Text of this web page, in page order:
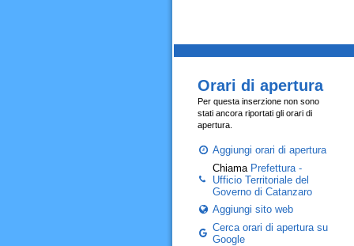
Orari di apertura
Per questa inserzione non sono
stati ancora riportati gli orari di
apertura.
Aggiungi orari di apertura
Chiama Prefettura -
Ufficio Territoriale del
Governo di Catanzaro
Aggiungi sito web
Cerca orari di apertura su
Google